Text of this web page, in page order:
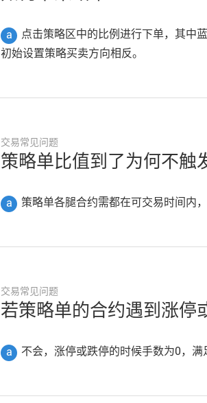
a
点击策略区中的比例进行下单，其中
初始设置策略买卖方向相反。
交易常见问题
策略单比值到了为何不触
a 策略单各腿合约需都在可交易时间内
交易常见问题
若策略单的合约遇到涨停
a 不会，涨停或跌停的时候手数为0，